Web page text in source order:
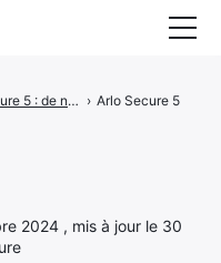
2024 , mis à jour le 30
Arlo Secure 5 : de nouvelles fonctionnalités d'IA puissantes › Arlo Secure 5